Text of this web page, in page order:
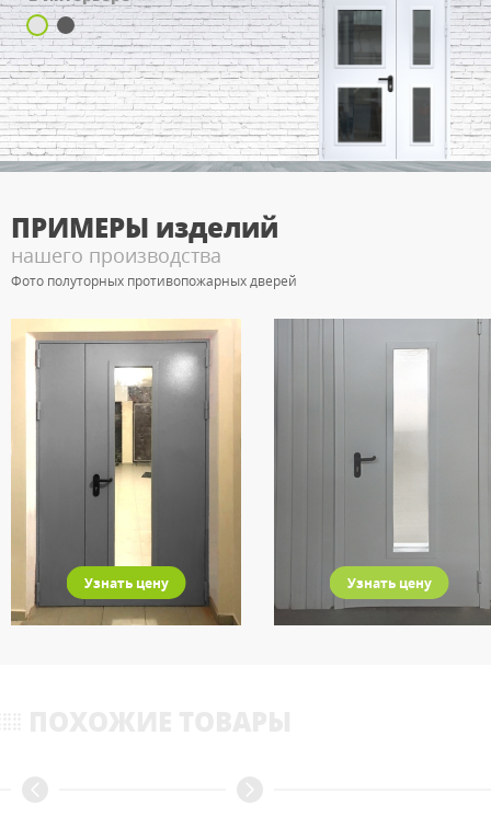
ПРИМЕРЫ изделий
нашего производства
Фото полуторных противопожарных дверей
Узнать цену Узнать цену